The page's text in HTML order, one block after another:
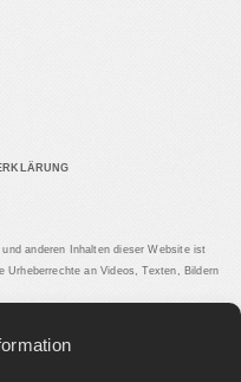
anderen Inhalten dieser Website ist
an Videos, Texten, Bildern